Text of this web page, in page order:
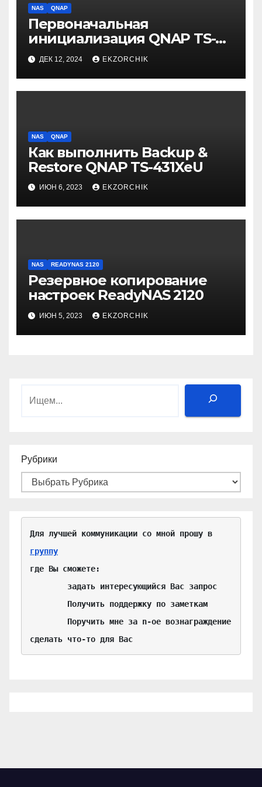
NAS QNAP
Первоначальная
инициализация QNAP TS-
431XeU
ДЕК 12, 2024 EKZORCHIK
NAS QNAP
Как выполнить Backup &
Restore QNAP TS-431XeU
ИЮН 6, 2023 EKZORCHIK
NAS READYNAS 2120
Резервное копирование
настроек ReadyNAS 2120
ИЮН 5, 2023 EKZORCHIK
Поиск
Рубрики
группу
где Вы сможете:
сделать что-то для Вас